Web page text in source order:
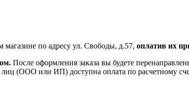
магазине по адресу ул. Свободы, д.57, оплатив их
После оформления заказа вы будете
(ООО или ИП) доступна оплата по расчетному